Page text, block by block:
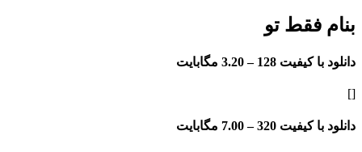
تو
128 – 3.20 مگابایت
320 – 7.00 مگابایت